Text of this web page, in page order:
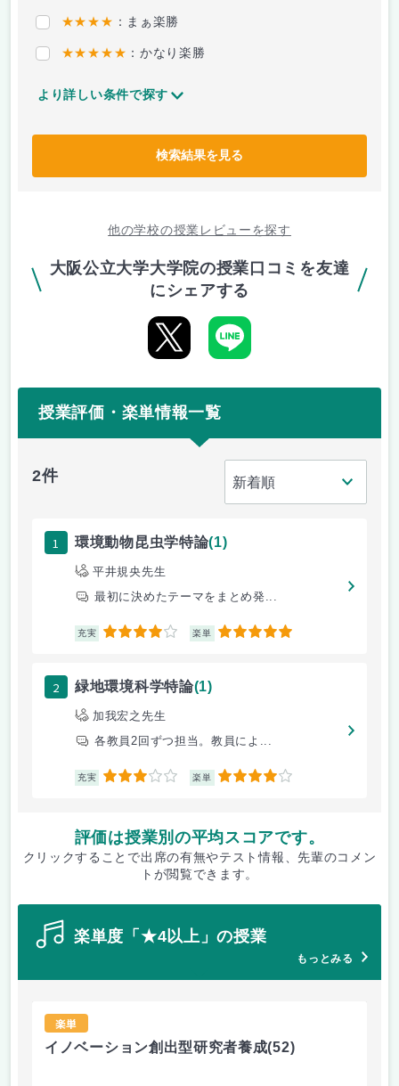
★★★★ ：まぁ楽勝
★★★★★ ：かなり楽勝
より詳しい条件で探す
検索結果を見る
他の学校の授業レビューを探す
大阪公立大学大学院の授業口コミを友達
にシェアする
授業評価・楽単情報一覧
2件
1 環境動物昆虫学特論(1)
平井規央先生
最初に決めたテーマをまとめ発...
充実 4 楽単 5
2 緑地環境科学特論(1)
加我宏之先生
各教員2回ずつ担当。教員によ...
充実 3 楽単 4
評価は授業別の平均スコアです。
クリックすることで出席の有無やテスト情報、先輩のコメン
トが閲覧できます。
楽単度「★4以上」の授業
もっとみる
楽単
イノベーション創出型研究者養成(52)